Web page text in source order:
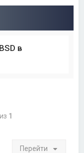
в
из 1
Перейти